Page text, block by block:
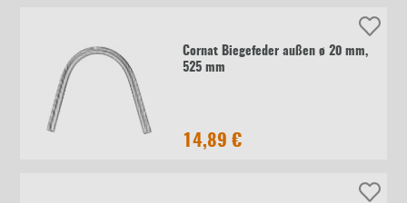
Cornat Biegefeder außen ø 20 mm,
525 mm
14,89 €